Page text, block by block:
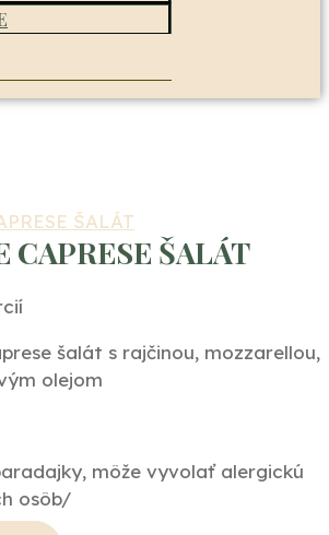
CAPRESE ŠALÁT
šalát s rajčinou, mozzarellou,
olejom
môže vyvolať alergickú
osôb/